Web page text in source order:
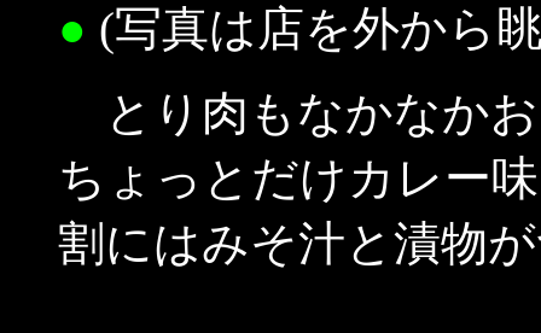
● (写真は店を外から
とり肉もなかなか
ちょっとだけカレー
割にはみそ汁と漬物